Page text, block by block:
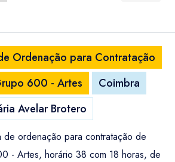
Ordenação para Contratação
600 - Artes
Coimbra
Avelar Brotero
de ordenação para contratação de
- Artes, horário 38 com 18 horas, de